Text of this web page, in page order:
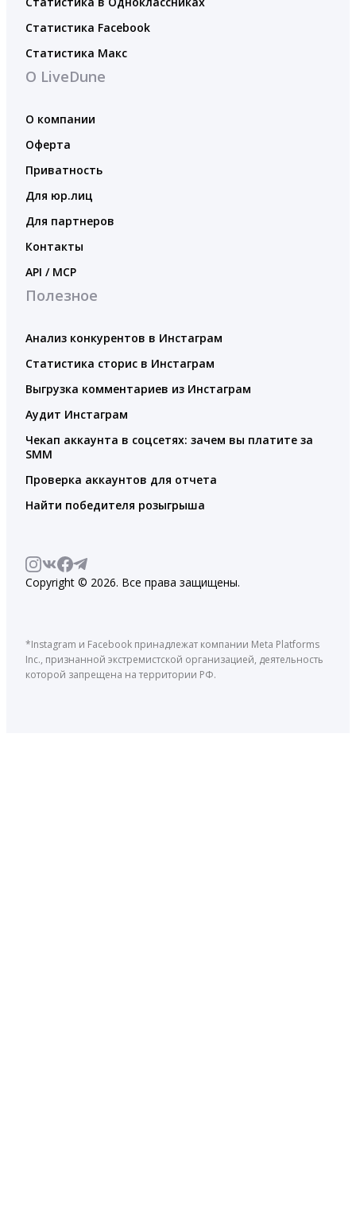
Статистика Facebook
Статистика Макс
О LiveDune
О компании
Оферта
Приватность
Для юр.лиц
Для партнеров
Контакты
API / MCP
Полезное
Анализ конкурентов в Инстаграм
Статистика сторис в Инстаграм
Выгрузка комментариев из Инстаграм
Аудит Инстаграм
Чекап аккаунта в соцсетях: зачем вы платите за
SMM
Проверка аккаунтов для отчета
Найти победителя розыгрыша
Copyright © 2026. Все права защищены.
*Instagram и Facebook принадлежат компании Meta Platforms
Inc., признанной экстремистской организацией, деятельность
которой запрещена на территории РФ.